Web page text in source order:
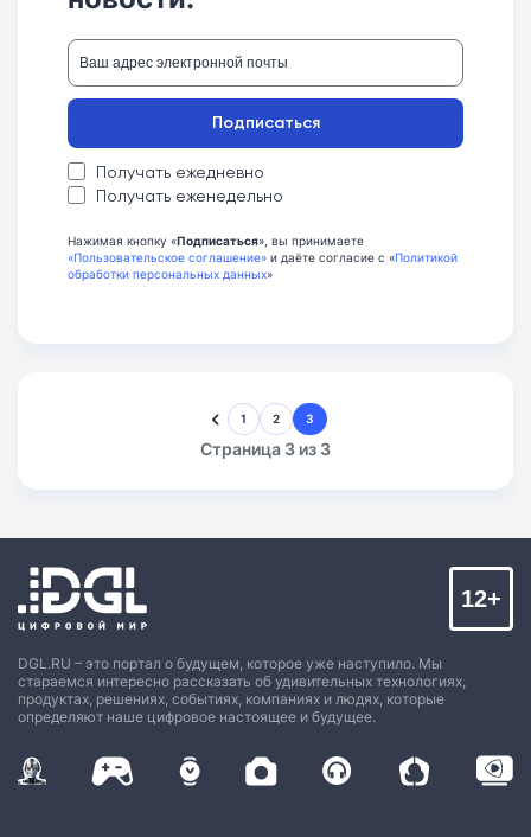
Получать ежедневно
Получать еженедельно
Подписаться
Нажимая кнопку «Подписаться», вы принимаете
«Пользовательское соглашение» и даёте согласие с «Политикой
обработки персональных данных»
1 2 3
Страница 3 из 3
DGL.RU – это портал о будущем, которое уже наступило. Мы
стараемся интересно рассказать об удивительных технологиях,
продуктах, решениях, событиях, компаниях и людях, которые
определяют наше цифровое настоящее и будущее.
12+